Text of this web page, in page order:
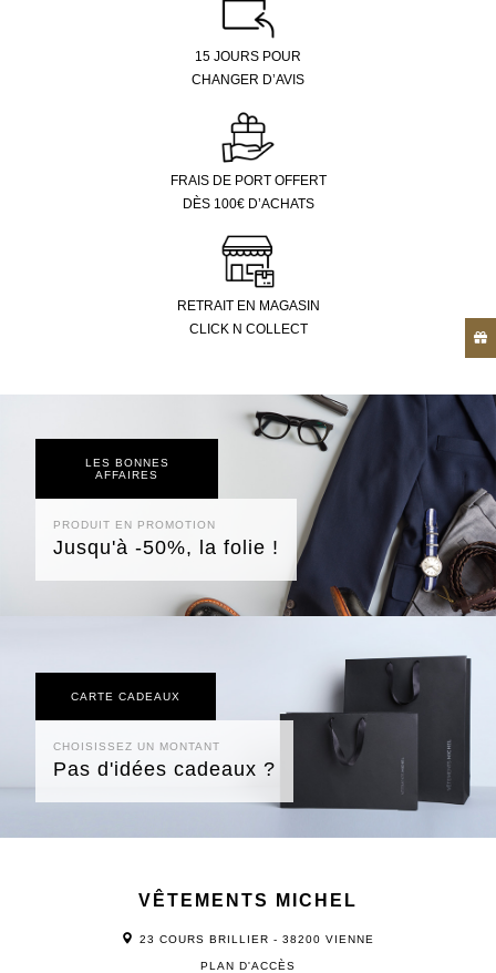
15 JOURS POUR
CHANGER D’AVIS
FRAIS DE PORT OFFERT
DÈS 100€ D’ACHATS
RETRAIT EN MAGASIN
CLICK N COLLECT
LES BONNES
AFFAIRES
PRODUIT EN PROMOTION
Jusqu'à -50%, la folie !
CARTE CADEAUX
CHOISISSEZ UN MONTANT
Pas d'idées cadeaux ?
VÊTEMENTS MICHEL
23 COURS BRILLIER - 38200 VIENNE
PLAN D'ACCÈS